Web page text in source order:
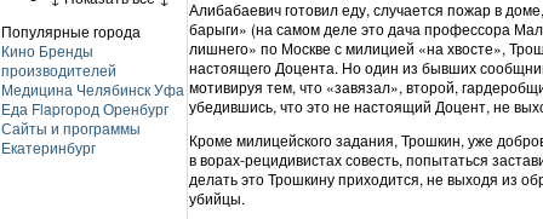
Популярные города
Кино Бренды
производителей
Медицина ЧелябинскУфа
Еда Flapгород Оренбург
Сайты и программы
Екатеринбург
Алибабаевич готовил еду, случается пожар в
барыги» (на самом деле это дача профессора
лишнего» по Москве с милицией «на хвосте»,
настоящего Доцента. Но один из бывших
мотивируя тем, что «завязал», второй,
убедившись, что это не настоящий Доцент, не
Кроме милицейского задания, Трошкин, уже
в ворах-рецидивистах совесть, попытаться
делать это Трошкину приходится, не выходя из
убийцы.